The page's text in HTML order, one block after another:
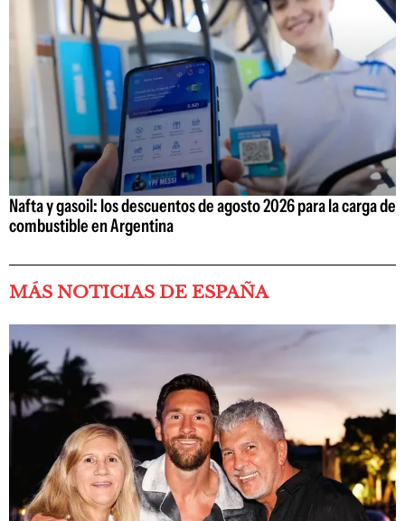
Nafta y gasoil: los descuentos de agosto 2026 para la carga de
combustible en Argentina
MÁS NOTICIAS DE ESPAÑA